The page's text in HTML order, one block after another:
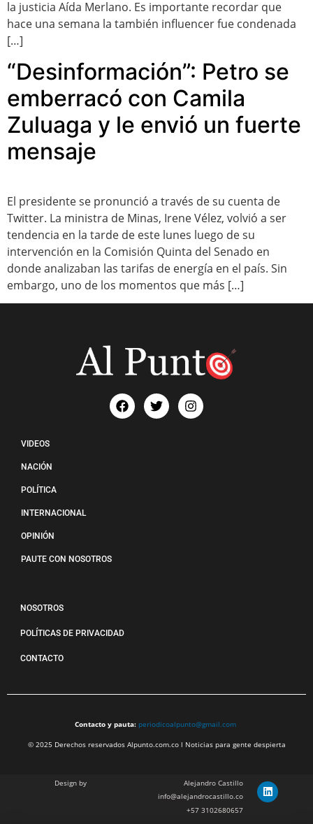
la justicia Aída Merlano. Es importante recordar que
hace una semana la también influencer fue condenada
[…]
“Desinformación”: Petro se
emberracó con Camila
Zuluaga y le envió un fuerte
mensaje
El presidente se pronunció a través de su cuenta de
Twitter. La ministra de Minas, Irene Vélez, volvió a ser
tendencia en la tarde de este lunes luego de su
intervención en la Comisión Quinta del Senado en
donde analizaban las tarifas de energía en el país. Sin
embargo, uno de los momentos que más […]
VIDEOS
NACIÓN
POLÍTICA
INTERNACIONAL
OPINIÓN
PAUTE CON NOSOTROS
NOSOTROS
POLÍTICAS DE PRIVACIDAD
CONTACTO
Contacto y pauta: periodicoalpunto@gmail.com
© 2025 Derechos reservados Alpunto.com.co l Noticias para gente despierta
Design by
Alejandro Castillo
info@alejandrocastillo.co
+57 3102680657